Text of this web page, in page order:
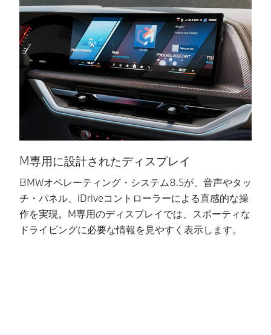
M専用に設計されたディスプレイ
BMWオペレーティング・システム8.5が、音声やタッ
チ・パネル、iDriveコントローラーによる直感的な操
作を実現。M専用のディスプレイでは、スポーティな
ドライビングに必要な情報を見やすく表示します。